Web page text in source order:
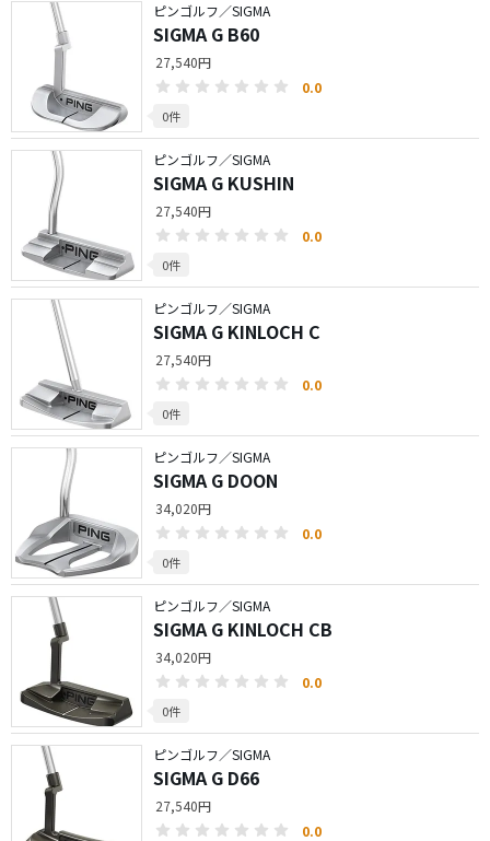
ピンゴルフ／SIGMA
SIGMA G B60
27,540円
0.0
0件
ピンゴルフ／SIGMA
SIGMA G KUSHIN
27,540円
0.0
0件
ピンゴルフ／SIGMA
SIGMA G KINLOCH C
27,540円
0.0
0件
ピンゴルフ／SIGMA
SIGMA G DOON
34,020円
0.0
0件
ピンゴルフ／SIGMA
SIGMA G KINLOCH CB
34,020円
0.0
0件
ピンゴルフ／SIGMA
SIGMA G D66
27,540円
0.0